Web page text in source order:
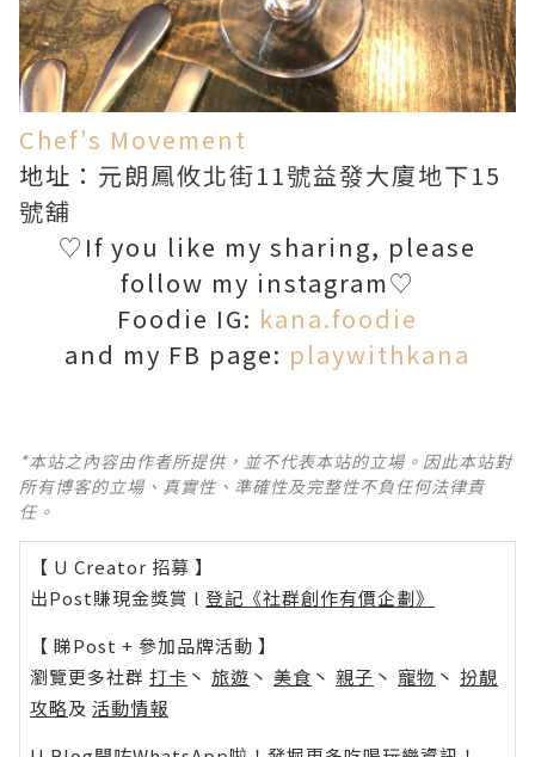
Chef's Movement
地址： 元朗鳳攸北街11號益發大廈地下15
號舖
♡ If you like my sharing, please
follow my instagram♡
Foodie IG: kana.foodie
and my FB page: playwithkana
*本站之內容由作者所提供，並不代表本站的立場。因此本站對
所有博客的立場、真實性、準確性及完整性不負任何法律責
任。
【 U Creator 招募 】
出Post賺現金獎賞 l 登記《社群創作有價企劃》
【 睇Post + 參加品牌活動 】
瀏覽更多社群 打卡 丶 旅遊 丶 美食 丶 親子 丶 寵物 丶 扮靚
攻略及 活動情報